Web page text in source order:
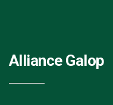
Alliance Galop